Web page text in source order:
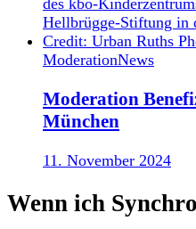
ModerationNews
Moderation
München
11. November 2024
Wenn ich